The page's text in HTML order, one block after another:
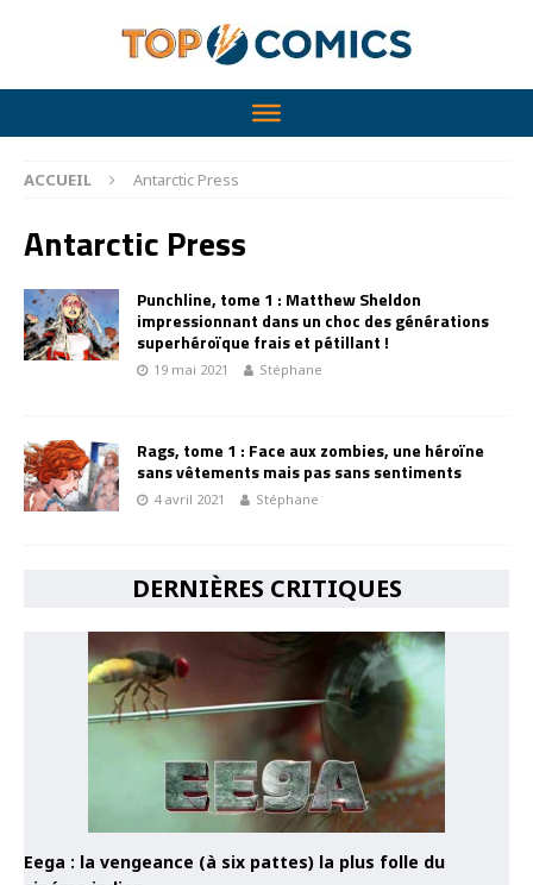
ACCUEIL Antarctic Press
Antarctic Press
Punchline, tome 1 : Matthew Sheldon
impressionnant dans un choc des générations
superhéroïque frais et pétillant !
19 mai 2021 Stéphane
Rags, tome 1 : Face aux zombies, une héroïne
sans vêtements mais pas sans sentiments
4 avril 2021 Stéphane
DERNIÈRES CRITIQUES
Eega : la vengeance (à six pattes) la plus folle du